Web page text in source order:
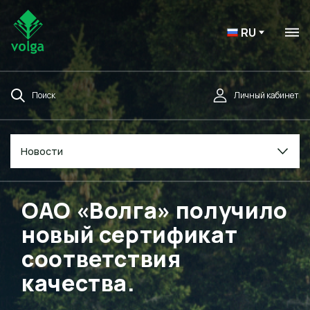
RU
Поиск Личный кабинет
Новости
ОАО «Волга» получило
новый сертификат
соответствия
качества.